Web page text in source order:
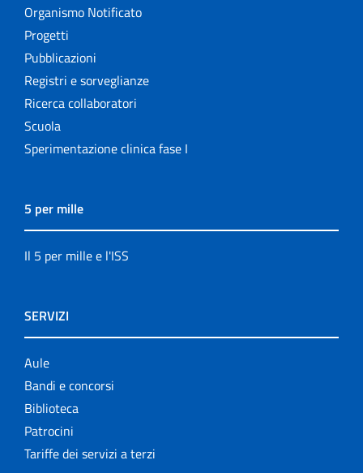
Organismo Notificato
Progetti
Pubblicazioni
Registri e sorveglianze
Ricerca collaboratori
Scuola
Sperimentazione clinica fase I
5 per mille
Il 5 per mille e l'ISS
SERVIZI
Aule
Bandi e concorsi
Biblioteca
Patrocini
Tariffe dei servizi a terzi